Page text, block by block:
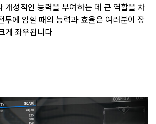
개성적인 능력을 부여하는 데 큰 역할을 차
투에 임할 때의 능력과 효율은 여러분이 장
게 좌우됩니다.